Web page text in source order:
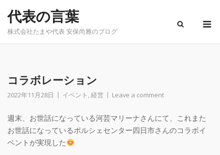
content
代表の言葉
株式会社たまや代表 安保尚雅のブログ
コラボレーション
2022年11月28日 イベント ,経営 Leave a comment
週末、お世話になっている河芸マリーナさんにて、これまた
お世話になっているポルシェセンター四日市さんのコラボイ
ベントが実現した